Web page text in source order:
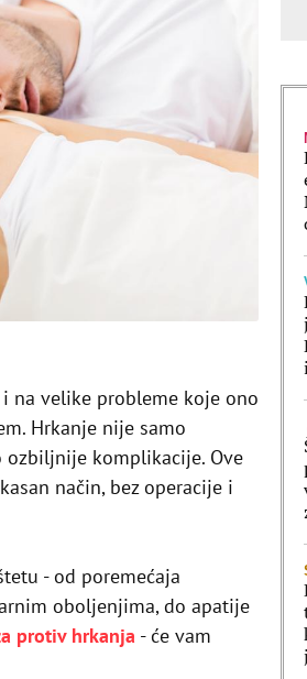
na velike probleme koje ono
Hrkanje nije samo
ozbiljnije komplikacije. Ove
način, bez operacije i
- od poremećaja
oboljenjima, do apatije
protiv hrkanja - će vam